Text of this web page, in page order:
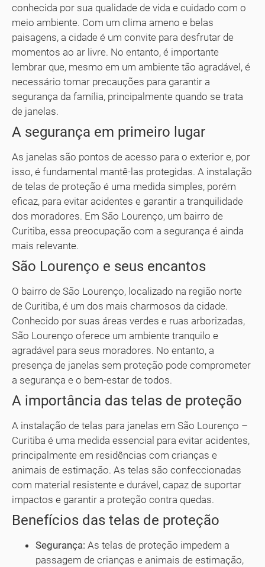
conhecida por sua qualidade de vida e cuidado com o
meio ambiente. Com um clima ameno e belas
paisagens, a cidade é um convite para desfrutar de
momentos ao ar livre. No entanto, é importante
lembrar que, mesmo em um ambiente tão agradável, é
necessário tomar precauções para garantir a
segurança da família, principalmente quando se trata
de janelas.
A segurança em primeiro lugar
As janelas são pontos de acesso para o exterior e, por
isso, é fundamental mantê-las protegidas. A instalação
de telas de proteção é uma medida simples, porém
eficaz, para evitar acidentes e garantir a tranquilidade
dos moradores. Em São Lourenço, um bairro de
Curitiba, essa preocupação com a segurança é ainda
mais relevante.
São Lourenço e seus encantos
O bairro de São Lourenço, localizado na região norte
de Curitiba, é um dos mais charmosos da cidade.
Conhecido por suas áreas verdes e ruas arborizadas,
São Lourenço oferece um ambiente tranquilo e
agradável para seus moradores. No entanto, a
presença de janelas sem proteção pode comprometer
a segurança e o bem-estar de todos.
A importância das telas de proteção
A instalação de telas para janelas em São Lourenço –
Curitiba é uma medida essencial para evitar acidentes,
principalmente em residências com crianças e
animais de estimação. As telas são confeccionadas
com material resistente e durável, capaz de suportar
impactos e garantir a proteção contra quedas.
Benefícios das telas de proteção
Segurança: As telas de proteção impedem a
passagem de crianças e animais de estimação,